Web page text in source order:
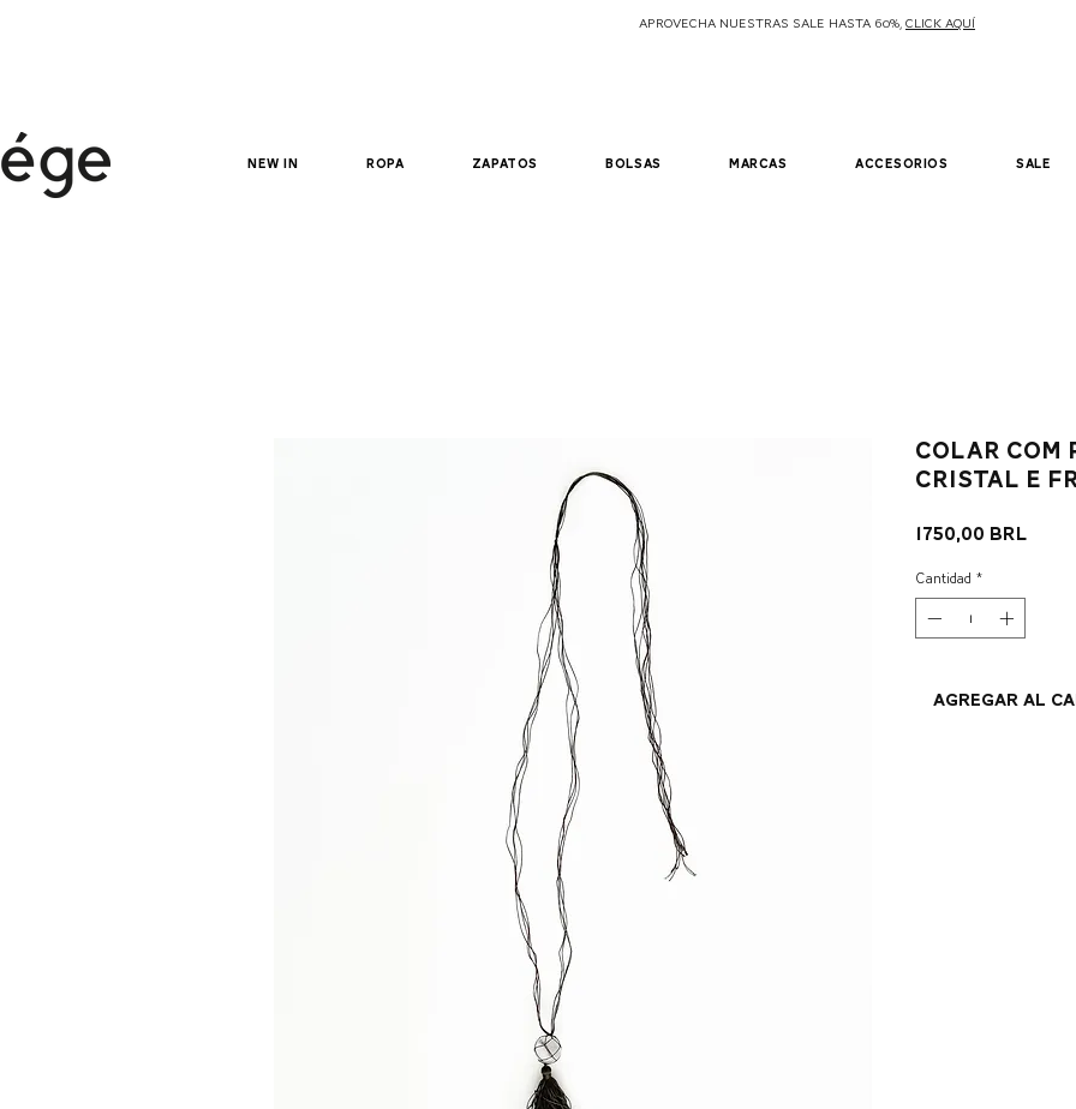
APROVECHA NUESTRAS SALE HASTA 60%, CLICK AQUÍ
new in ropa zapatos bolsas marcas accesorios sale
colar com
cristal e
1750,00 BRL
Cantidad *
Agregar al